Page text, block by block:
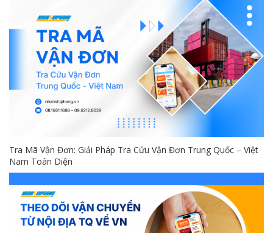
Tra Mã Vận Đơn: Giải Pháp Tra Cứu Vận Đơn Trung Quốc – Việt
Nam Toàn Diện